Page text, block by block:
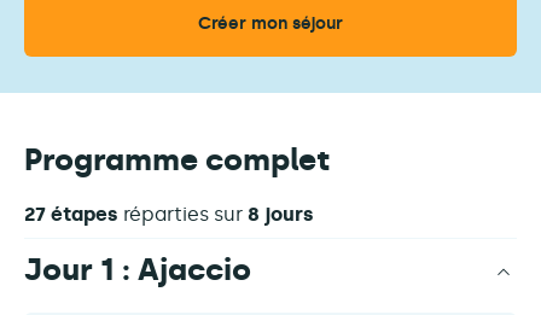
Programme complet
27 étapes réparties sur 8 jours
Jour 1 : Ajaccio